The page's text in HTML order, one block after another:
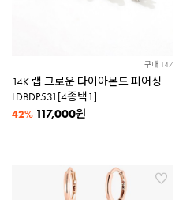
구매 147
14K 랩 그로운 다이아몬드 피어싱
LDBDP531[4종택1]
42% 117,000원